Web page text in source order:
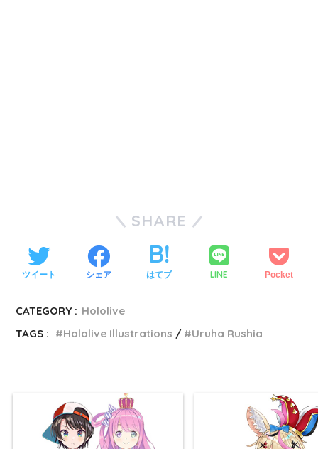
SHARE
ツイート シェア はてブ LINE Pocket
CATEGORY : Hololive
TAGS :
Hololive Illustrations Uruha Rushia